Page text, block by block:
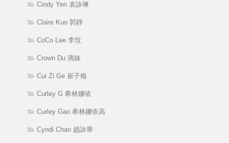
Cindy Yen 袁詠琳
Claire Kuo 郭靜
CoCo Lee 李玟
Crown Du 滴妹
Cui Zi Ge 崔子格
Curley G 希林娜依
Curley Gao 希林娜依高
Cyndi Chao 趙詠華